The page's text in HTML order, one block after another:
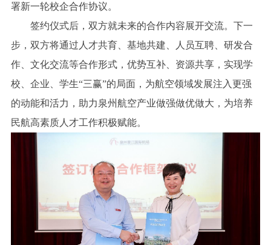
署新一轮校企合作协议。
签约仪式后，双方就未来的合作内容展开交流。下一
步，双方将通过人才共育、基地共建、人员互聘、研发合
作、文化交流等合作形式，优势互补、资源共享，实现学
校、企业、学生“三赢”的局面，为航空领域发展注入更强
的动能和活力，助力泉州航空产业做强做优做大，为培养
民航高素质人才工作积极赋能。